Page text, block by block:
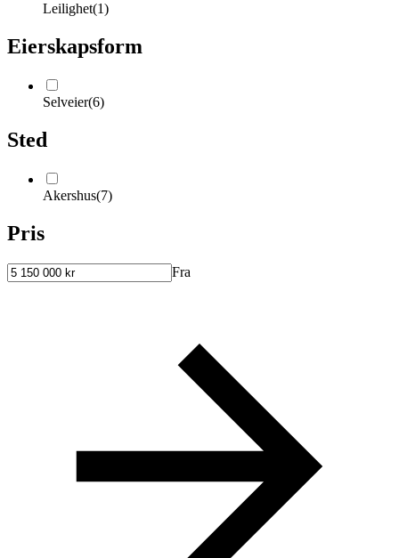
Leilighet(1)
Eierskapsform
Selveier(6)
Sted
Akershus(7)
Pris
Fra